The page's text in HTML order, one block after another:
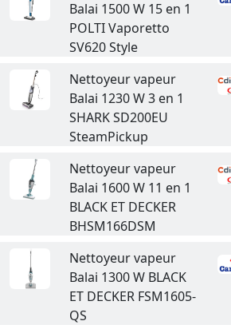
Balai 1500 W 15 en 1
POLTI Vaporetto
SV620 Style
Nettoyeur vapeur
Balai 1230 W 3 en 1
SHARK SD200EU
SteamPickup
Nettoyeur vapeur
Balai 1600 W 11 en 1
BLACK ET DECKER
BHSM166DSM
Nettoyeur vapeur
Balai 1300 W BLACK
ET DECKER FSM1605-
QS